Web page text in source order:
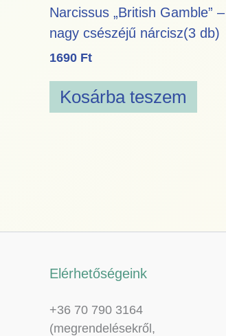
Narcissus „British Gamble” –
nagy csészéjű nárcisz(3 db)
1690 Ft
Kosárba teszem
Elérhetőségeink
+36 70 790 3164
(megrendelésekről,